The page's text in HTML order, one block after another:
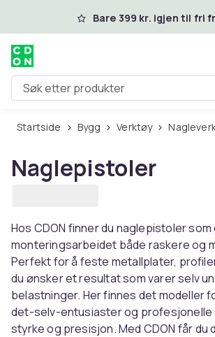
Hopp til hovedinnholdBare 399 kr. igjen til fri
Søk etter produkter
Startside Bygg Verktøy
Naglepistoler
Hos CDON finner du naglepistoler
monteringsarbeidet både raskere og
Perfekt for å feste metallplater,
du ønsker et resultat som varer selv
belastninger. Her finnes det modeller
det-selv-entusiaster og profesjonelle
styrke og presisjon. Med CDON får du